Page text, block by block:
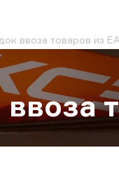
ввоза товаров из